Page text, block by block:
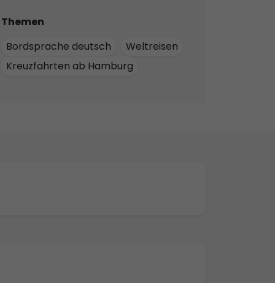
Themen
Bordsprache deutsch
Weltreisen
Kreuzfahrten ab Hamburg